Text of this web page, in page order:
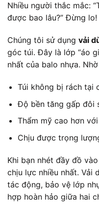
Nhiều người thắc mắc:
được bao lâu?” Đừng lo!
Chúng tôi sử dụng vải
góc túi. Đây là lớp “áo
nhất của balo nhựa.
Túi không bị rách tại
Độ bền tăng gấp đôi
Thẩm mỹ cao hơn
Chịu được trọng
Khi bạn nhét đầy đồ
chịu lực nhiều nhất. Vải
tác động, bảo vệ lớp
hợp hoàn hảo giữa hai